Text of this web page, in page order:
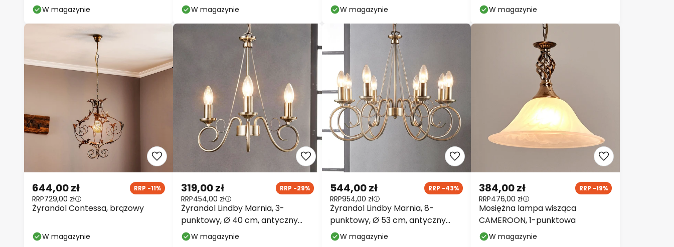
W magazynie W magazynie W magazynie W magazynie
Żyrandol Contessa, brązowy
644,00 zł RRP -11%
RRP729,00 zł
W magazynie
Żyrandol Lindby Marnia, 3-
punktowy, Ø 40 cm, antyczny
mosiądz, E14
319,00 zł RRP -29%
RRP454,00 zł
W magazynie
Żyrandol Lindby Marnia, 8-
punktowy, Ø 53 cm, antyczny
mosiądz, E14
544,00 zł RRP -43%
RRP954,00 zł
W magazynie
Mosiężna lampa wisząca
CAMEROON, 1-punktowa
384,00 zł RRP -19%
RRP476,00 zł
W magazynie